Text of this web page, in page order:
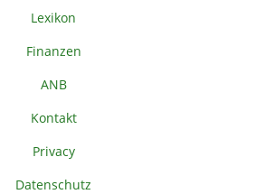
Lexikon
Finanzen
ANB
Kontakt
Privacy
Datenschutz